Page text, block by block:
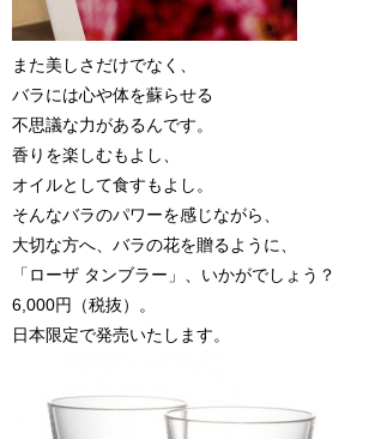
また美しさだけでなく、
バラには心や体を蘇らせる
不思議な力があるんです。
香りを楽しむもよし、
オイルとして食すもよし。
そんなバラのパワーを感じながら、
大切な方へ、バラの花を贈るように、
「ローザ タンブラー」、いかがでしょう？
6,000円（税抜）。
日本限定で発売いたします。